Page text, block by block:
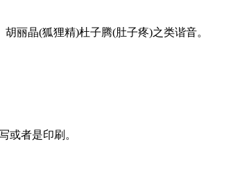
丽晶(狐狸精)杜子腾(肚子疼)之类谐音。
或者是印刷。